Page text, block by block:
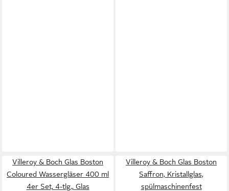
Villeroy & Boch Glas Boston
Coloured Wassergläser 400 ml
4er Set, 4-tlg., Glas
Villeroy & Boch Glas Boston
Saffron, Kristallglas,
spülmaschinenfest